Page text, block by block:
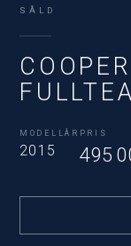
SÅLD
MODELLÅR
2015
PRIS
495